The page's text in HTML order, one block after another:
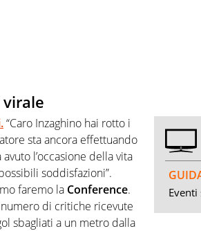
.“Caro Inzaghino hai rotto i
sta ancora effettuando
l’occasione della vita
soddisfazioni”.
faremo la Conference.
numero di critiche ricevute
sbagliati a un metro dalla